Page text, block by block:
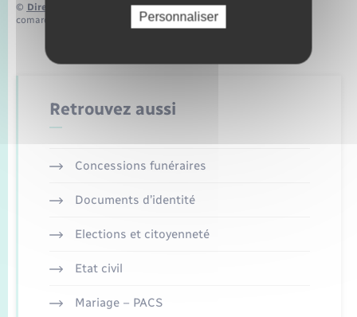
© Direction de l’information légale et administrative
comarquage developpé par baseo.io
Retrouvez aussi
Concessions funéraires
Documents d’identité
Elections et citoyenneté
Etat civil
Mariage – PACS
Personnaliser